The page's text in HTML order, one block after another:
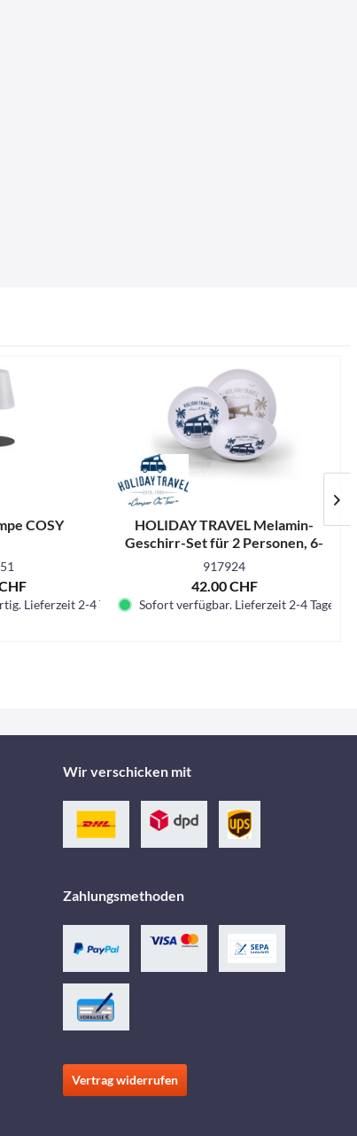
COSY
Lieferzeit 2-4 Tage.
HOLIDAY TRAVEL Melamin-
Geschirr-Set für 2 Personen, 6-
teilig
917924
42.00 CHF
Sofort verfügbar. Lieferzeit 2-4 Tage.
Wir verschicken mit
Zahlungsmethoden
Vertrag widerrufen